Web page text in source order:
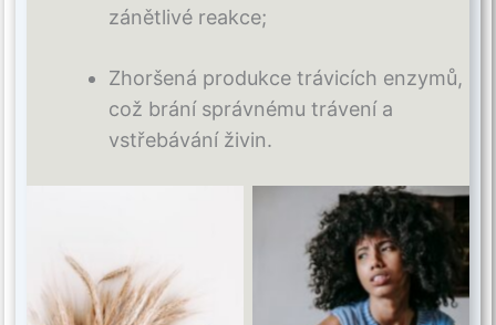
zánětlivé reakce;
Zhoršená produkce trávicích enzymů,
což brání správnému trávení a
vstřebávání živin.